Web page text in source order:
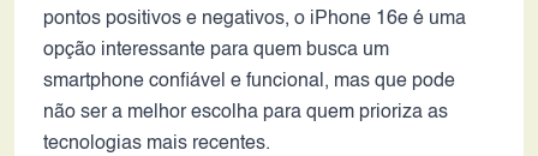
pontos positivos e negativos, o iPhone 16e é uma
opção interessante para quem busca um
smartphone confiável e funcional, mas que pode
não ser a melhor escolha para quem prioriza as
tecnologias mais recentes.